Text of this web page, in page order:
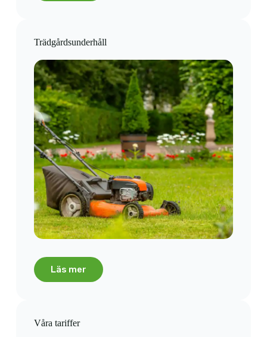
Trädgårdsunderhåll
Läs mer
Våra tariffer